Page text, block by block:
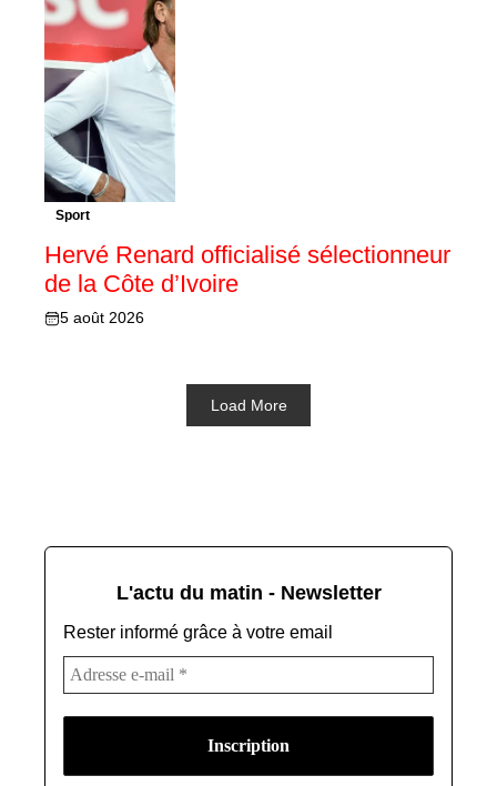
Sport
Hervé Renard officialisé sélectionneur
de la Côte d’Ivoire
5 août 2026
Load More
L'actu du matin - Newsletter
Rester informé grâce à votre email